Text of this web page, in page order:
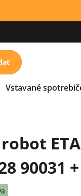
Vstavané
90031